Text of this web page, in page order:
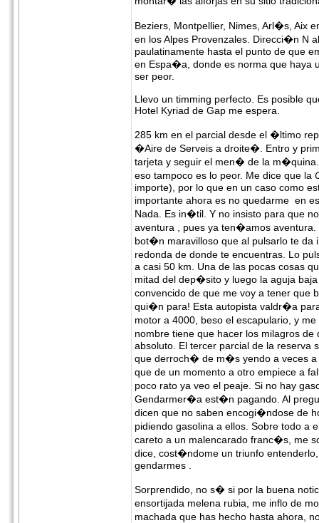
Beziers, Montpellier, Nimes, Arl�s, Aix
en los Alpes Provenzales. Direcci�n N
paulatinamente hasta el punto de que
en Espa�a, donde es norma que
ser peor.
Llevo un timming perfecto. Es posible
Hotel Kyriad de Gap me espera.
285 km en el parcial desde el �ltimo
�Aire de Serveis a droite�. Entro y
tarjeta y seguir el men� de la
eso tampoco es lo peor. Me dice que la
importe), por lo que en un caso como
importante ahora es no quedarme en
Nada. Es in�til. Y no insisto para que
aventura , pues ya ten�amos
bot�n maravilloso que al pulsarlo te
redonda de donde te encuentras. Lo
a casi 50 km. Una de las pocas cosas
mitad del dep�sito y luego la aguja
convencido de que me voy a tener
qui�n para! Esta autopista valdr�a
motor a 4000, beso el escapulario, y
nombre tiene que hacer los milagros
absoluto. El tercer parcial de la reserva
que derroch� de m�s yendo a veces a
que de un momento a otro empiece a
poco rato ya veo el peaje. Si no hay
Gendarmer�a est�n pagando. Al
dicen que no saben encogi�ndose de
pidiendo gasolina a ellos. Sobre todo
careto a un malencarado franc�s, me
dice, cost�ndome un triunfo
gendarmes .
Sorprendido, no s� si por la buena
ensortijada melena rubia, me inflo de
machada que has hecho hasta ahora,